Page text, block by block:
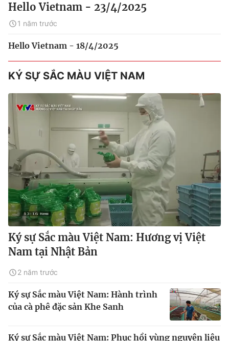
Hello Vietnam - 23/4/2025
1 năm trước
Hello Vietnam - 18/4/2025
KÝ SỰ SẮC MÀU VIỆT NAM
Ký sự Sắc màu Việt Nam: Hương vị Việt
Nam tại Nhật Bản
2 năm trước
Ký sự Sắc màu Việt Nam: Hành trình
của cà phê đặc sản Khe Sanh
Ký sự Sắc màu Việt Nam: Phục hồi vùng nguyên liệu